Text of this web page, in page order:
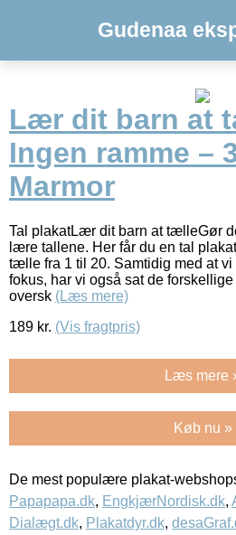
Gudenaa
Lær dit barn at
Ingen ramme –
Marmor
Tal plakatLær dit barn at tælleGør
lære tallene. Her får du en tal
tælle fra 1 til 20. Samtidig med at
fokus, har vi også sat de
oversk (Læs mere)
189 kr. (Vis fragtpris)
Læs mere
Køb nu »
De mest populære plakat-
Papapapa.dk, EngkjærNordisk.dk,
Dialægt.dk, Plakatdyr.dk,